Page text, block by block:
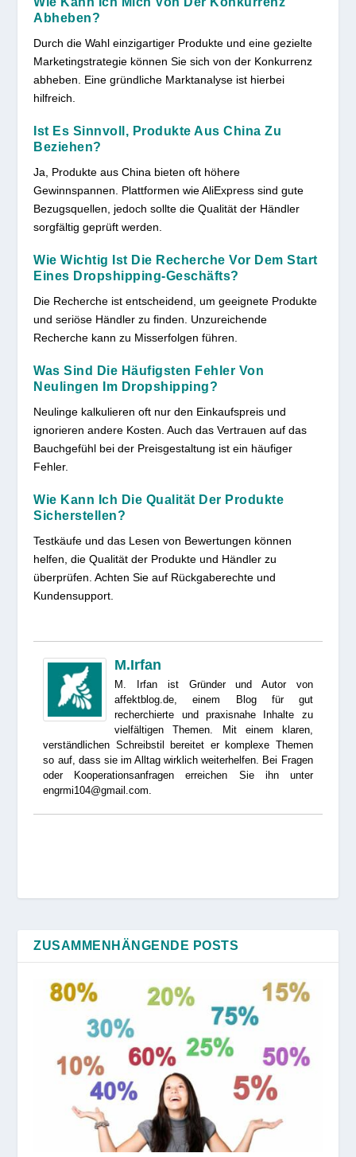
Abheben?
Durch die Wahl einzigartiger Produkte und eine gezielte
Marketingstrategie können Sie sich von der Konkurrenz
abheben. Eine gründliche Marktanalyse ist hierbei
hilfreich.
Ist Es Sinnvoll, Produkte Aus China Zu
Beziehen?
Ja, Produkte aus China bieten oft höhere
Gewinnspannen. Plattformen wie AliExpress sind gute
Bezugsquellen, jedoch sollte die Qualität der Händler
sorgfältig geprüft werden.
Wie Wichtig Ist Die Recherche Vor Dem Start
Eines Dropshipping-Geschäfts?
Die Recherche ist entscheidend, um geeignete Produkte
und seriöse Händler zu finden. Unzureichende
Recherche kann zu Misserfolgen führen.
Was Sind Die Häufigsten Fehler Von
Neulingen Im Dropshipping?
Neulinge kalkulieren oft nur den Einkaufspreis und
ignorieren andere Kosten. Auch das Vertrauen auf das
Bauchgefühl bei der Preisgestaltung ist ein häufiger
Fehler.
Wie Kann Ich Die Qualität Der Produkte
Sicherstellen?
Testkäufe und das Lesen von Bewertungen können
helfen, die Qualität der Produkte und Händler zu
überprüfen. Achten Sie auf Rückgaberechte und
Kundensupport.
M.Irfan
M. Irfan ist Gründer und Autor von
affektblog.de, einem Blog für gut
recherchierte und praxisnahe Inhalte zu
vielfältigen Themen. Mit einem klaren,
verständlichen Schreibstil bereitet er komplexe Themen
so auf, dass sie im Alltag wirklich weiterhelfen. Bei Fragen
oder Kooperationsanfragen erreichen Sie ihn unter
engrmi104@gmail.com.
ZUSAMMENHÄNGENDE POSTS